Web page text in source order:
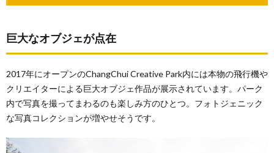
巨大なオブジェが点在
2017年にオープンのChangChui Creative Park内には本物の飛行機や
クリエイターによる巨大オブジェ作品が展示されています。パーク
内で写真を撮ってまわるのも楽しみ方のひとつ。フォトジェニック
な写真コレクションが増やせそうです。